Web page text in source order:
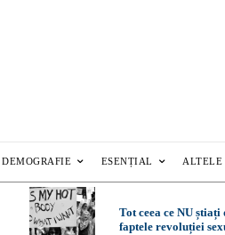
DEMOGRAFIE ESENȚIAL ALTELE
Tot ceea ce NU
faptele revoluției